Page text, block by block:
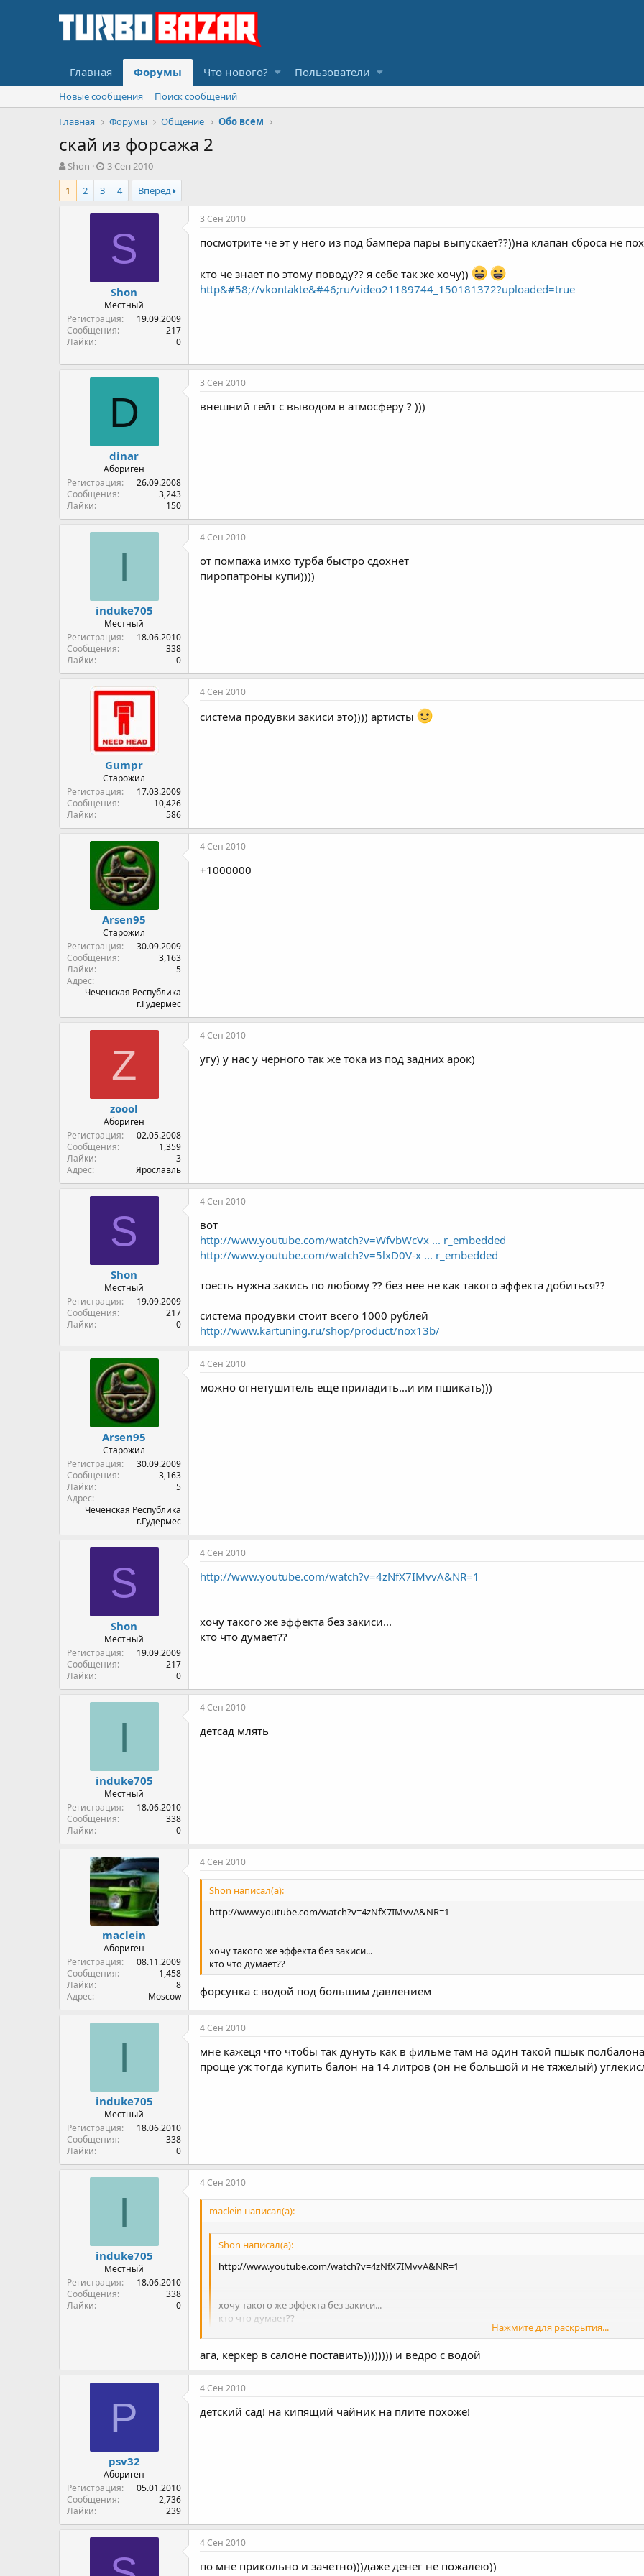
Главная Форумы Что нового? Пользователи
Новые сообщения
Поиск сообщений
Главная
Форумы Общение Обо всем
скай из форсажа 2
А
в
т
о
Shon
Д
а
а
н
а
3 Сен 2010
1
2 3 4 Вперёд
S
Shon
Местный
Регистрация
19.09.2009
Сообщения
217
Лайки
0
3 Сен 2010
посмотрите че эт у него из под бампера пары выпускает??))на клапан сброса не
кто че знает по этому поводу?? я себе так же хочу))
http&#58;//vkontakte&#46;ru/video21189744_150181372?uploaded=true
D
dinar
Абориген
Регистрация
26.09.2008
Сообщения
3,243
Лайки
150
3 Сен 2010
внешний гейт с выводом в атмосферу ? )))
I
induke705
Местный
Регистрация
18.06.2010
Сообщения
338
Лайки
0
4 Сен 2010
от помпажа имхо турба быстро сдохнет
пиропатроны купи))))
Gumpr
Старожил
Регистрация
17.03.2009
Сообщения
10,426
Лайки
586
4 Сен 2010
система продувки закиси это)))) артисты
Arsen95
Старожил
Регистрация
30.09.2009
Сообщения
3,163
Лайки
5
Адрес
Чеченская Республика
г.Гудермес
4 Сен 2010
+1000000
Z
zoool
Абориген
Регистрация
02.05.2008
Сообщения
1,359
Лайки
3
Адрес
Ярославль
4 Сен 2010
угу) у нас у черного так же тока из под задних арок)
S
Shon
Местный
Регистрация
19.09.2009
Сообщения
217
Лайки
0
4 Сен 2010
вот
http://www.youtube.com/watch?v=WfvbWcVx ... r_embedded
http://www.youtube.com/watch?v=5lxD0V-x ... r_embedded
тоесть нужна закись по любому ?? без нее не как такого эффекта добиться??
система продувки стоит всего 1000 рублей
http://www.kartuning.ru/shop/product/nox13b/
Arsen95
Старожил
Регистрация
30.09.2009
Сообщения
3,163
Лайки
5
Адрес
Чеченская Республика
г.Гудермес
4 Сен 2010
можно огнетушитель еще приладить...и им пшикать)))
S
Shon
Местный
Регистрация
19.09.2009
Сообщения
217
Лайки
0
4 Сен 2010
http://www.youtube.com/watch?v=4zNfX7IMvvA&NR=1
хочу такого же эффекта без закиси...
кто что думает??
I
induke705
Местный
Регистрация
18.06.2010
Сообщения
338
Лайки
0
4 Сен 2010
детсад млять
maclein
Абориген
Регистрация
08.11.2009
Сообщения
1,458
Лайки
8
Адрес
Moscow
4 Сен 2010
Shon написал(а):
http://www.youtube.com/watch?v=4zNfX7IMvvA&NR=1
хочу такого же эффекта без закиси...
кто что думает??
форсунка с водой под большим давлением
I
induke705
Местный
Регистрация
18.06.2010
Сообщения
338
Лайки
0
4 Сен 2010
мне кажеця что чтобы так дунуть как в фильме там на один такой пшык
проще уж тогда купить балон на 14 литров (он не большой и не тяжелый)
I
induke705
Местный
Регистрация
18.06.2010
Сообщения
338
Лайки
0
4 Сен 2010
maclein написал(а):
Shon написал(а):
http://www.youtube.com/watch?v=4zNfX7IMvvA&NR=1
хочу такого же эффекта без закиси...
кто что думает??
форсунка с водой под большим давлением
Нажмите для раскрытия...
ага, керкер в салоне поставить)))))))) и ведро с водой
P
psv32
Абориген
Регистрация
05.01.2010
Сообщения
2,736
Лайки
239
4 Сен 2010
детский сад! на кипящий чайник на плите похоже!
4 Сен 2010
по мне прикольно и зачетно)))даже денег не пожалею))